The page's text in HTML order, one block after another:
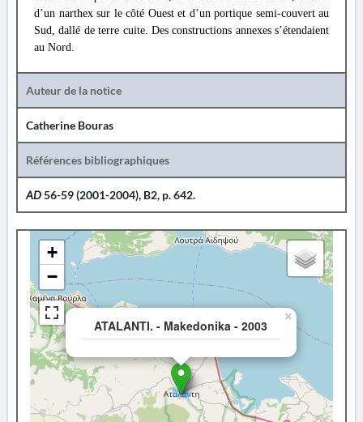
d’un narthex sur le côté Ouest et d’un portique semi-couvert au
Sud, dallé de terre cuite. Des constructions annexes s’étendaient
au Nord.
Auteur de la notice
Catherine Bouras
Références bibliographiques
AD56-59 (2001-2004), B2, p. 642.
ATALANTI. - Makedonika - 2003
×
+
−